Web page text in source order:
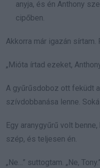
anyja, és én Anthony
cipőben.
Akkorra már igazán sírtam.
„Mióta írtad ezeket,
A gyűrűsdoboz ott feküdt
szívdobbanása lenne.
Egy aranygyűrű volt
szép, és teljesen én.
„Ne…” suttogtam. „Ne, Tony.”